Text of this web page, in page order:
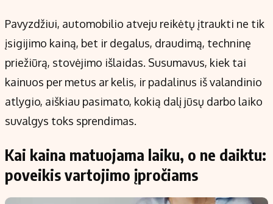
Pavyzdžiui, automobilio atveju reikėtų įtraukti ne tik
įsigijimo kainą, bet ir degalus, draudimą, techninę
priežiūrą, stovėjimo išlaidas. Susumavus, kiek tai
kainuos per metus ar kelis, ir padalinus iš valandinio
atlygio, aiškiau pasimato, kokią dalį jūsų darbo laiko
suvalgys toks sprendimas.
Kai kaina matuojama laiku, o ne daiktu:
poveikis vartojimo įpročiams